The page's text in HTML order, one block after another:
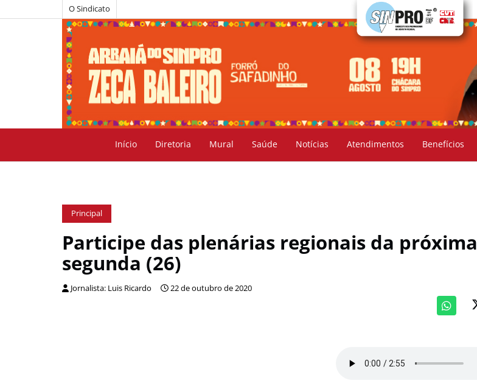
O Sindicato
Início Diretoria Mural Saúde Notícias Atendimentos Benefícios
Principal
Participe das plenárias regionais da próxima
segunda (26)
Jornalista: Luis Ricardo 22 de outubro de 2020